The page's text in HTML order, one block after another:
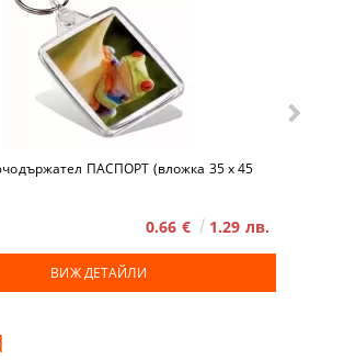
ПАСПОРТ (вложка 35 x 45
0.66 € 1.29 лв.
ВИЖ ДЕТАЙЛИ